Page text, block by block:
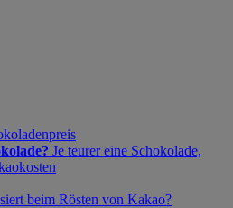
Je teurer eine Schokolade,
beim Rösten von Kakao?